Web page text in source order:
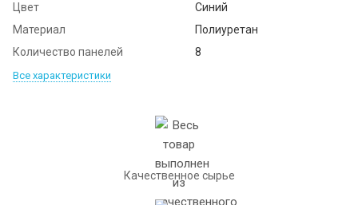
Цвет
Синий
Материал
Полиуретан
Количество панелей
8
Все характеристики
Качественное сырье